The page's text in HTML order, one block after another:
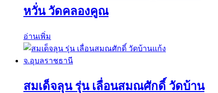
หวั่น วัดคลองคูณ
อ่านเพิ่ม
สมเด็จลุน รุ่น เลื่อนสมณศักดิ์ วัดบ้าน